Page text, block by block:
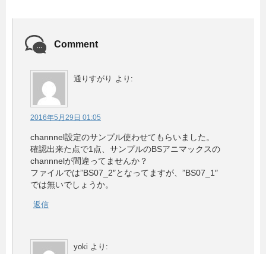
Comment
通りすがり より:
2016年5月29日 01:05
channnel設定のサンプル使わせてもらいました。
確認出来た点で1点、サンプルのBSアニマックスの
channnelが間違ってませんか？
ファイルでは”BS07_2″となってますが、”BS07_1″
では無いでしょうか。
返信
yoki より: